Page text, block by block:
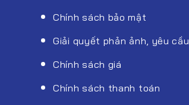
Chính sách bảo mật
Giải quyết phản ảnh, yêu cầu
Chính sách giá
Chính sách thanh toán